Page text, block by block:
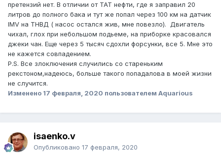
претензий нет. В отличии от ТАТ нефти, где я заправил 20
литров до полного бака и тут же попал через 100 км на датчик
IMV на ТНВД ( насос остался жив, мне повезло). Двигатель
чихал, глох при небольшом подьеме, на приборке красовался
джеки чан. Еще через 5 тысяч сдохли форсунки, все 5. Мне это
не кажется совпадением.
P.S. Все злоключения случились со стареньким
рекстоном,надеюсь, больше такого попадалова в моей жизни
не случится.
Изменено 17 февраля, 2020 пользователем Aquarious
isaenko.v
Опубликовано 17 февраля, 2020